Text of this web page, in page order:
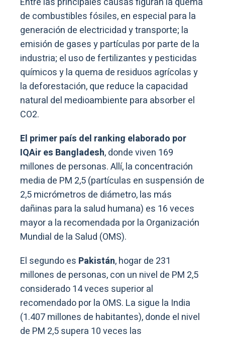
de combustibles fósiles, en especial para la
generación de electricidad y transporte; la
emisión de gases y partículas por parte de la
industria; el uso de fertilizantes y pesticidas
químicos y la quema de residuos agrícolas y
la deforestación, que reduce la capacidad
natural del medioambiente para absorber el
CO2.
El primer país del ranking elaborado por
IQAir es Bangladesh, donde viven 169
millones de personas. Allí, la concentración
media de PM 2,5 (partículas en suspensión de
2,5 micrómetros de diámetro, las más
dañinas para la salud humana) es 16 veces
mayor a la recomendada por la Organización
Mundial de la Salud (OMS).
El segundo es Pakistán, hogar de 231
millones de personas, con un nivel de PM 2,5
considerado 14 veces superior al
recomendado por la OMS. La sigue la India
(1.407 millones de habitantes), donde el nivel
de PM 2,5 supera 10 veces las